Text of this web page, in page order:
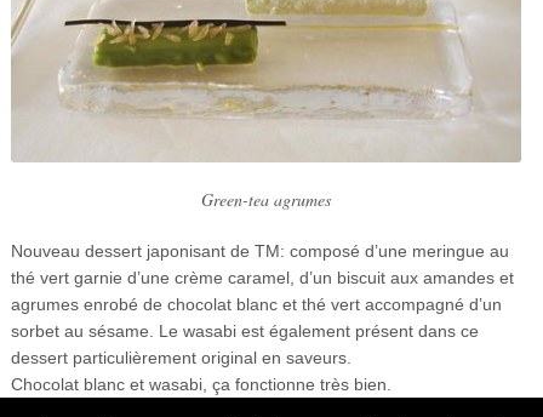
Green-tea agrumes
Nouveau dessert japonisant de TM: composé d’une meringue au
thé vert garnie d’une crème caramel, d’un biscuit aux amandes et
agrumes enrobé de chocolat blanc et thé vert accompagné d’un
sorbet au sésame. Le wasabi est également présent dans ce
dessert particulièrement original en saveurs.
Chocolat blanc et wasabi, ça fonctionne très bien.